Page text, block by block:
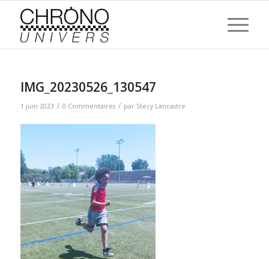
IMG_20230526_130547
1 juin 2023 / 0 Commentaires / par Stecy Lancastre